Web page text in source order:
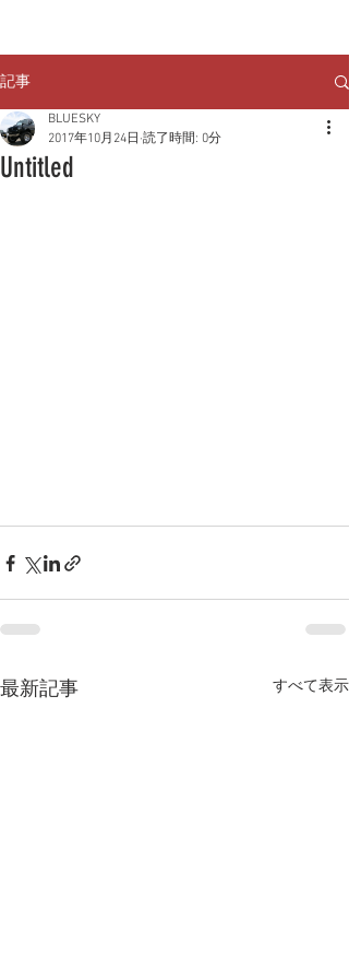
記事
Untitled
BLUESKY
2017年10月24日 読了時間: 0分
最新記事 すべて表示